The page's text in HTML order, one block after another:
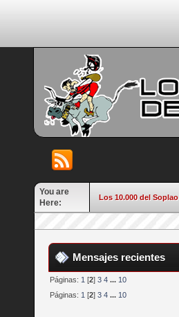
You are
Here:
Los 10.000 del Soplao
Mensajes recientes
Páginas: 1 [2]3 4 ... 10
Páginas: 1 [2]3 4 ... 10